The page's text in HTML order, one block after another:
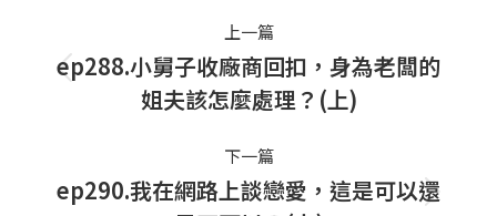
navigation
上一篇
上
一
篇
文
ep288.小舅子收廠商回扣，身為老闆的
姐夫該怎麼處理？(上)
下一篇
下
ep290.我在網路上談戀愛，這是可以還